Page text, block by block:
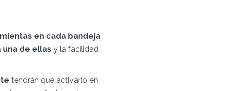
en cada bandeja
de ellas y la facilidad
tendrán que activarlo en